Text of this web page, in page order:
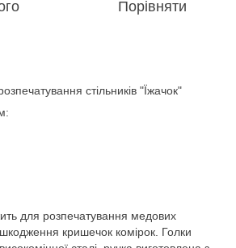
Порівняти
стільників "Їжачок"
для розпечатування медових
кришечок комірок. Голки